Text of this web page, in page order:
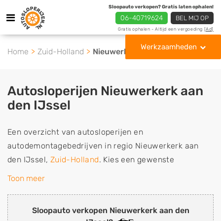
Sloopauto verkopen? Gratis laten ophalen!
06-40719624 BEL MIJ OP
Gratis ophalen - Altijd een vergoeding [Ad]
Werkzaamheden
Home Zuid-Holland Nieuwerkerk aan den IJssel
Sloopauto verkopen Nieuwerkerk aan den
Autosloperijen Nieuwerkerk aan
den IJssel
Een overzicht van autosloperijen en
autodemontagebedrijven in regio Nieuwerkerk aan
den IJssel, Zuid-Holland. Kies een gewenste
autosloperij of autosloop uit de lijst die
tweedehands en sloopauto onderdelen of in de inkoop
van sloopauto's, schadeauto's en tweedehands auto's
Toon meer